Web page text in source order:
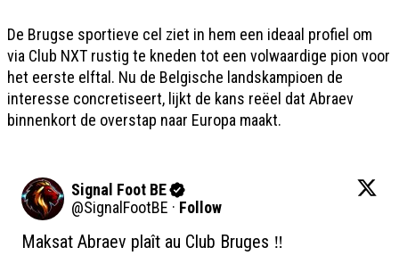
De Brugse sportieve cel ziet in hem een ideaal profiel om
via Club NXT rustig te kneden tot een volwaardige pion voor
het eerste elftal. Nu de Belgische landskampioen de
interesse concretiseert, lijkt de kans reëel dat Abraev
binnenkort de overstap naar Europa maakt.
Signal Foot BE
@SignalFootBE · Follow
Maksat Abraev plaît au Club Bruges ‼️